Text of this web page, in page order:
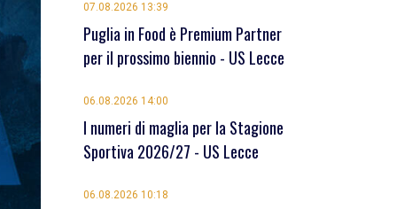
07.08.2026 13:39
Puglia in Food è Premium Partner
per il prossimo biennio - US Lecce
06.08.2026 14:00
I numeri di maglia per la Stagione
Sportiva 2026/27 - US Lecce
06.08.2026 10:18